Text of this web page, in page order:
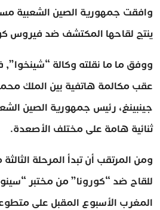
وافقت جمهورية الصين الشعبية
ينتج لقاحها المكتشف ضد فيروس
ووفق ما ما نقلته وكالة “شينخوا”,
عقب مكالمة هاتفية بين الملك
جينبينغ، رئيس جمهورية الصين
ثنائية هامة على مختلف الأصعدة.
ومن المرتقب أن تبدأ المرحلة
للقاح ضد “كورونا” من مختبر
المغرب الأسبوع المقبل على